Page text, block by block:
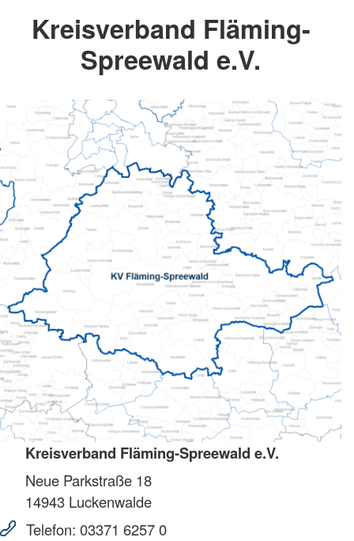
Kreisverband Fläming-
Spreewald e.V.
Kreisverband Fläming-Spreewald e.V.
Neue Parkstraße 18
14943 Luckenwalde
Telefon: 03371 6257 0